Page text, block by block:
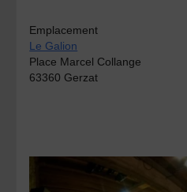
Emplacement
Le Galion
Place Marcel Collange
63360 Gerzat